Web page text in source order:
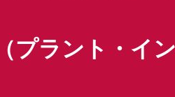
プラント・イ